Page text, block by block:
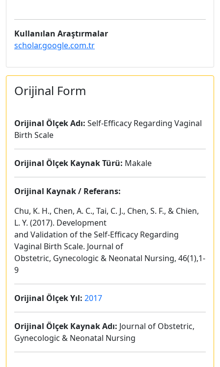
Kullanılan Araştırmalar
scholar.google.com.tr
Orijinal Form
Orijinal Ölçek Adı: Self-Efficacy Regarding Vaginal
Birth Scale
Orijinal Ölçek Kaynak Türü: Makale
Orijinal Kaynak / Referans:
Chu, K. H., Chen, A. C., Tai, C. J., Chen, S. F., & Chien,
L. Y. (2017). Development
and Validation of the Self-Efficacy Regarding
Vaginal Birth Scale. Journal of
Obstetric, Gynecologic & Neonatal Nursing, 46(1),1-
9
Orijinal Ölçek Yıl: 2017
Orijinal Ölçek Kaynak Adı: Journal of Obstetric,
Gynecologic & Neonatal Nursing